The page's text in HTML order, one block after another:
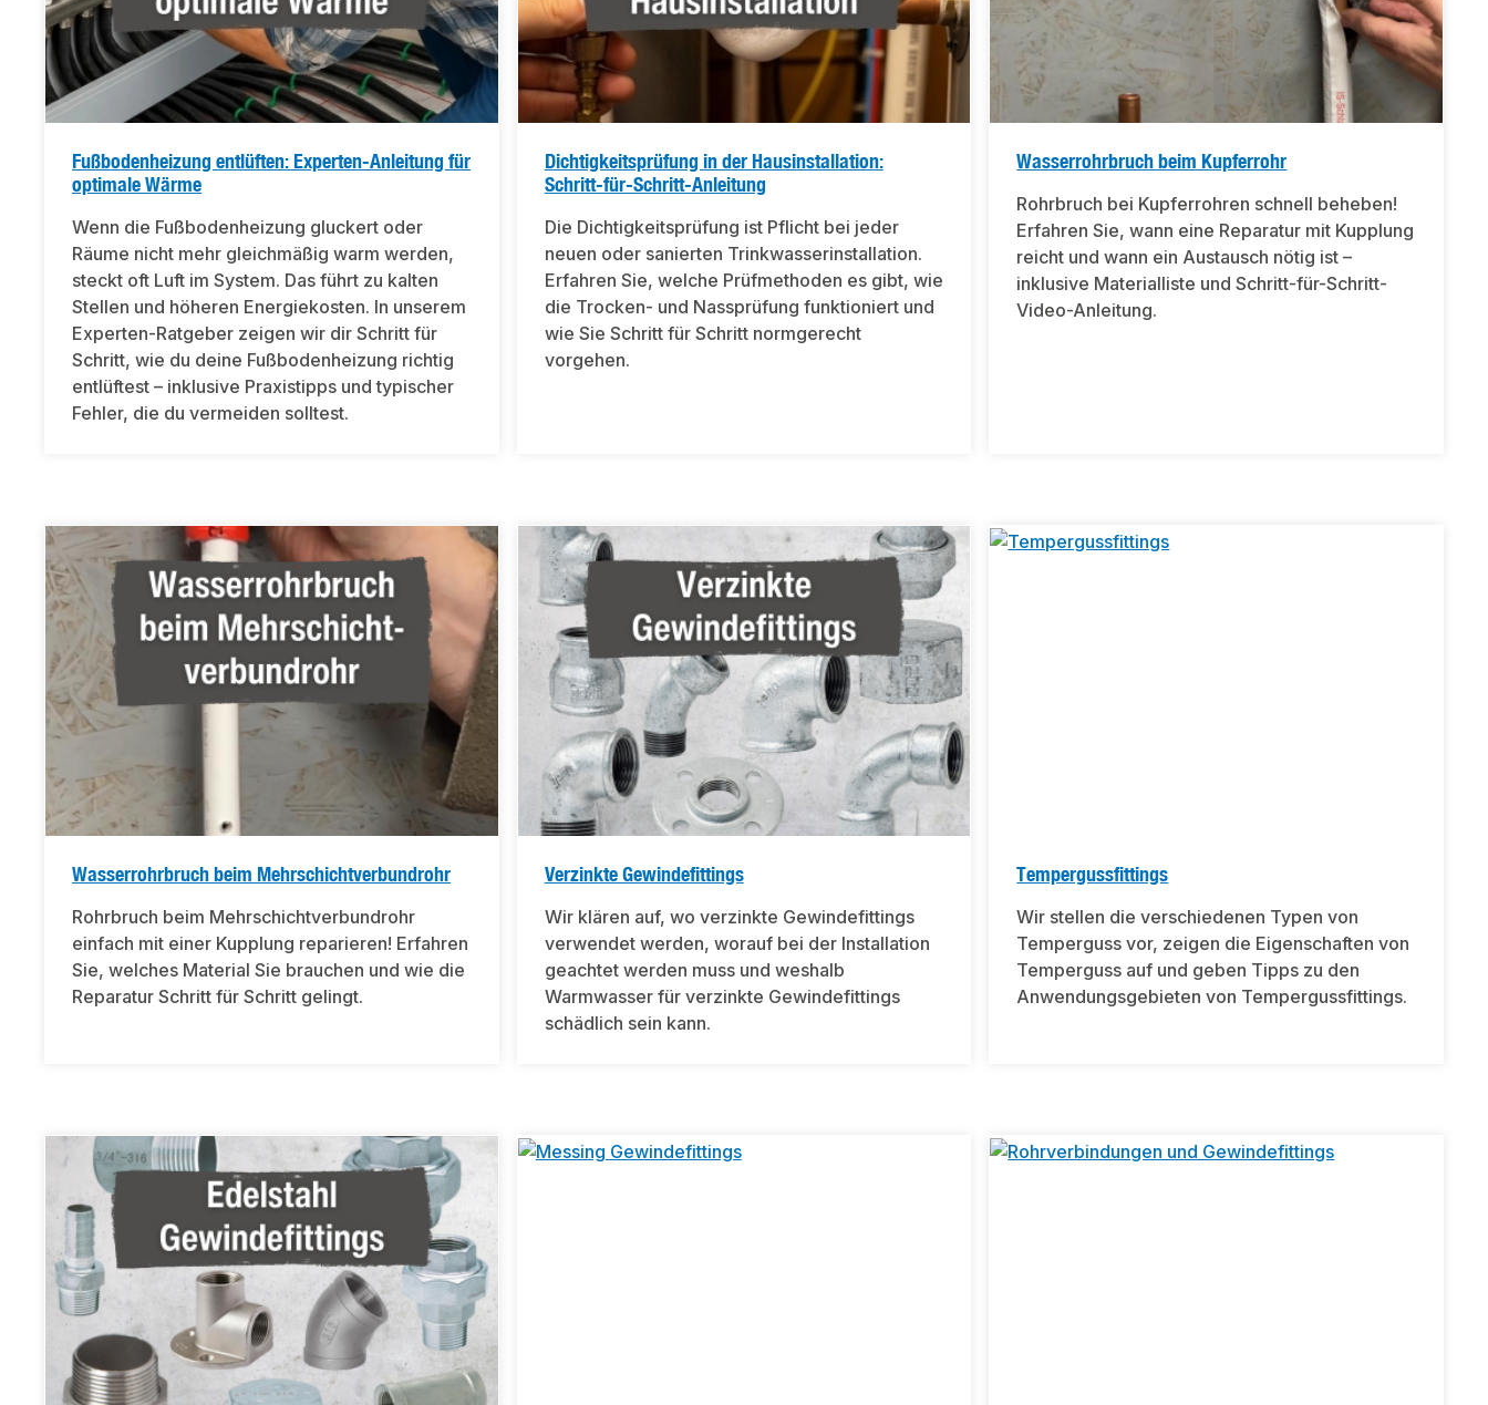
Fußbodenheizung entlüften: Experten-Anleitung für
optimale Wärme
Wenn die Fußbodenheizung gluckert oder
Räume nicht mehr gleichmäßig warm werden,
steckt oft Luft im System. Das führt zu kalten
Stellen und höheren Energiekosten. In unserem
Experten-Ratgeber zeigen wir dir Schritt für
Schritt, wie du deine Fußbodenheizung richtig
entlüftest – inklusive Praxistipps und typischer
Fehler, die du vermeiden solltest.
Dichtigkeitsprüfung in der Hausinstallation:
Schritt-für-Schritt-Anleitung
Die Dichtigkeitsprüfung ist Pflicht bei jeder
neuen oder sanierten Trinkwasserinstallation.
Erfahren Sie, welche Prüfmethoden es gibt, wie
die Trocken- und Nassprüfung funktioniert und
wie Sie Schritt für Schritt normgerecht
vorgehen.
Wasserrohrbruch beim Kupferrohr
Rohrbruch bei Kupferrohren schnell beheben!
Erfahren Sie, wann eine Reparatur mit Kupplung
reicht und wann ein Austausch nötig ist –
inklusive Materialliste und Schritt-für-Schritt-
Video-Anleitung.
Wasserrohrbruch beim Mehrschichtverbundrohr
Rohrbruch beim Mehrschichtverbundrohr
einfach mit einer Kupplung reparieren! Erfahren
Sie, welches Material Sie brauchen und wie die
Reparatur Schritt für Schritt gelingt.
Verzinkte Gewindefittings
Wir klären auf, wo verzinkte Gewindefittings
verwendet werden, worauf bei der Installation
geachtet werden muss und weshalb
Warmwasser für verzinkte Gewindefittings
schädlich sein kann.
Tempergussfittings
Wir stellen die verschiedenen Typen von
Temperguss vor, zeigen die Eigenschaften von
Temperguss auf und geben Tipps zu den
Anwendungsgebieten von Tempergussfittings.